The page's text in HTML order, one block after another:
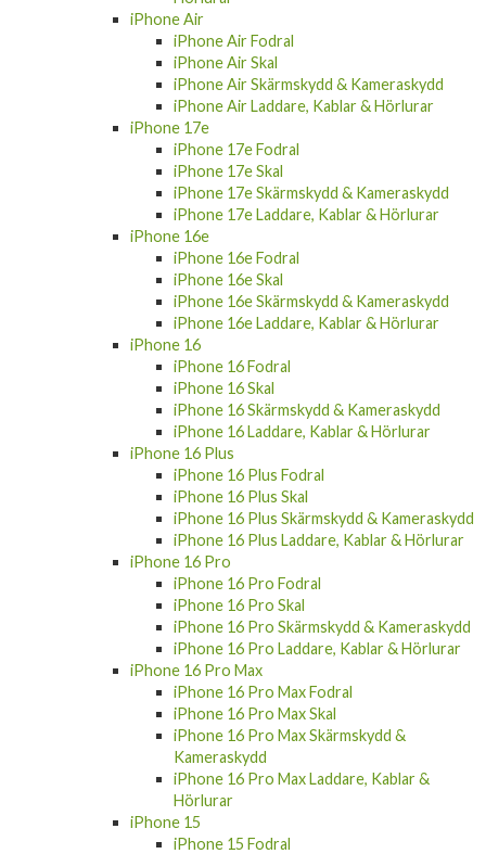
iPhone Air
iPhone Air Fodral
iPhone Air Skal
iPhone Air Skärmskydd & Kameraskydd
iPhone Air Laddare, Kablar & Hörlurar
iPhone 17e
iPhone 17e Fodral
iPhone 17e Skal
iPhone 17e Skärmskydd & Kameraskydd
iPhone 17e Laddare, Kablar & Hörlurar
iPhone 16e
iPhone 16e Fodral
iPhone 16e Skal
iPhone 16e Skärmskydd & Kameraskydd
iPhone 16e Laddare, Kablar & Hörlurar
iPhone 16
iPhone 16 Fodral
iPhone 16 Skal
iPhone 16 Skärmskydd & Kameraskydd
iPhone 16 Laddare, Kablar & Hörlurar
iPhone 16 Plus
iPhone 16 Plus Fodral
iPhone 16 Plus Skal
iPhone 16 Plus Skärmskydd & Kameraskydd
iPhone 16 Plus Laddare, Kablar & Hörlurar
iPhone 16 Pro
iPhone 16 Pro Fodral
iPhone 16 Pro Skal
iPhone 16 Pro Skärmskydd & Kameraskydd
iPhone 16 Pro Laddare, Kablar & Hörlurar
iPhone 16 Pro Max
iPhone 16 Pro Max Fodral
iPhone 16 Pro Max Skal
iPhone 16 Pro Max Skärmskydd &
Kameraskydd
iPhone 16 Pro Max Laddare, Kablar &
Hörlurar
iPhone 15
iPhone 15 Fodral